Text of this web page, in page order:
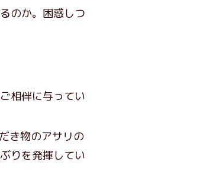
のか。困惑しつ
相伴に与ってい
き物のアサリの
りを発揮してい